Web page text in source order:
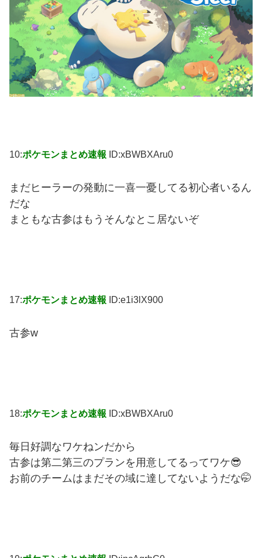
10:ポケモンまとめ速報 ID:xBWBXAru0
まだヒーラーの発動に一喜一憂してる初心者いるん
だな
まともな古参はもうそんなとこ居ないぞ
17:ポケモンまとめ速報 ID:e1i3lX900
古参w
18:ポケモンまとめ速報 ID:xBWBXAru0
毎日好調なワケねンだから
古参は第二第三のプランを用意してるってワケ😎
お前のチームはまだその域に達してないようだな🤭